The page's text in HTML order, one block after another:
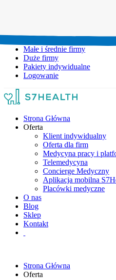
Małe i średnie firmy
Duże firmy
Pakiety indywidualne
Logowanie
Strona Główna
Oferta
Klient indywidualny
Oferta dla firm
Medycyna pracy i
Telemedycyna
Concierge Medyczny
Aplikacja mobilna
Placówki medyczne
O nas
Blog
Sklep
Kontakt
Strona Główna
Oferta